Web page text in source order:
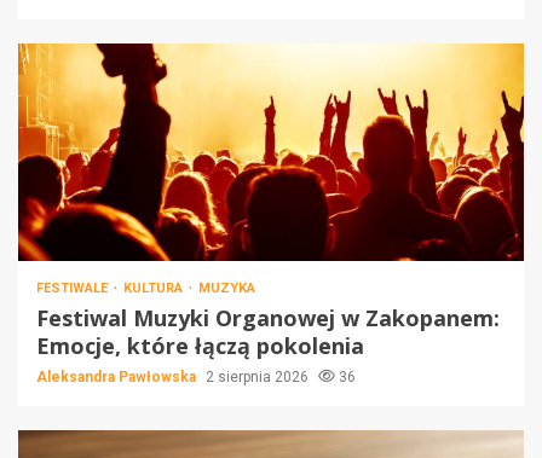
FESTIWALE KULTURA MUZYKA
Festiwal Muzyki Organowej w Zakopanem:
Emocje, które łączą pokolenia
Aleksandra Pawłowska 2 sierpnia 2026 36